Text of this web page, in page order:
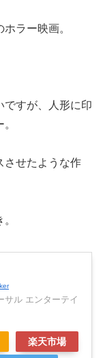
ラー映画。
ですが、人形に印
させたような作
サル エンターテイ
楽天市場